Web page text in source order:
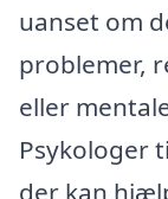
uanset om
problemer,
eller
Psykologer
der kan